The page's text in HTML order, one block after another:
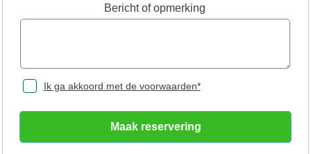
Bericht of opmerking
Ik ga akkoord met de voorwaarden*